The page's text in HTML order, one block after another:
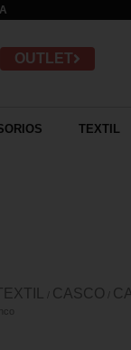
OUTLET
TEXTIL
CASCO